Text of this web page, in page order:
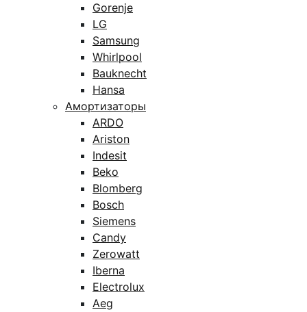
Gorenje
LG
Samsung
Whirlpool
Bauknecht
Hansa
Амортизаторы
ARDO
Ariston
Indesit
Beko
Blomberg
Bosch
Siemens
Candy
Zerowatt
Iberna
Electrolux
Aeg